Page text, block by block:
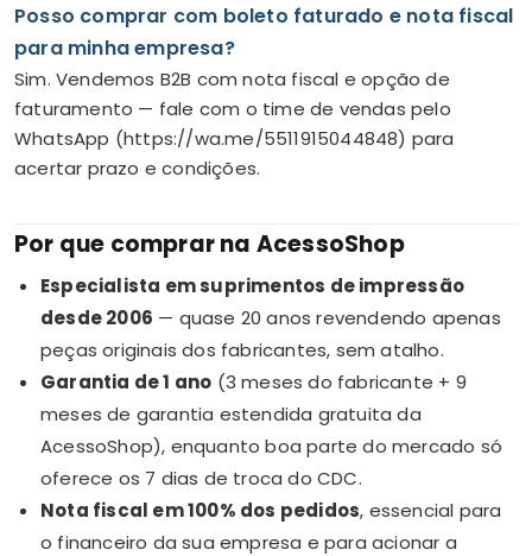
Posso comprar com boleto faturado e nota fiscal
para minha empresa?
Sim. Vendemos B2B com nota fiscal e opção de
faturamento — fale com o time de vendas pelo
WhatsApp (https://wa.me/5511915044848) para
acertar prazo e condições.
Por que comprar na AcessoShop
Especialista em suprimentos de impressão
desde 2006 — quase 20 anos revendendo apenas
peças originais dos fabricantes, sem atalho.
Garantia de 1 ano (3 meses do fabricante + 9
meses de garantia estendida gratuita da
AcessoShop), enquanto boa parte do mercado só
oferece os 7 dias de troca do CDC.
Nota fiscal em 100% dos pedidos, essencial para
o financeiro da sua empresa e para acionar a